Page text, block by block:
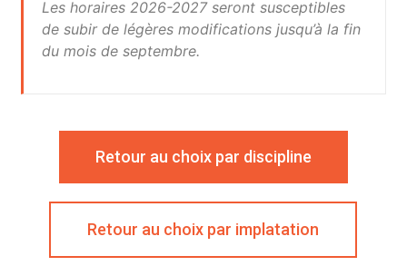
Les horaires 2026-2027 seront susceptibles
de subir de légères modifications jusqu’à la fin
du mois de septembre.
Retour au choix par discipline
Retour au choix par implatation